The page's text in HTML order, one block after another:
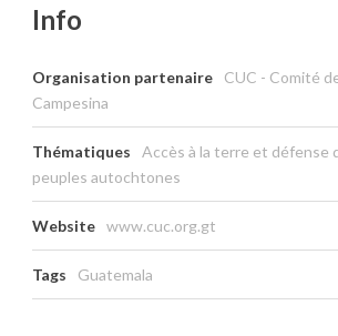
Info
Organisation partenaire
CUC - Comité
Campesina
Thématiques
Accès à la terre et défense
peuples autochtones
Website www.cuc.org.gt
Tags Guatemala